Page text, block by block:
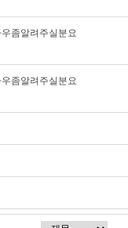
좀알려주실분요
좀알려주실분요